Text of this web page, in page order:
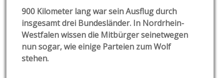
900 Kilometer lang war sein Ausflug durch
insgesamt drei Bundesländer. In Nordrhein-
Westfalen wissen die Mitbürger seinetwegen
nun sogar, wie einige Parteien zum Wolf
stehen.